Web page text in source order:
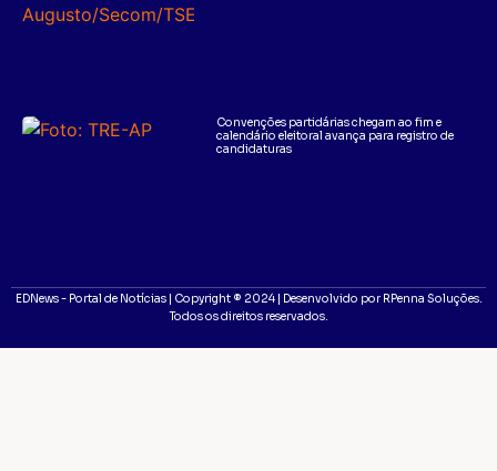
Convenções partidárias chegam ao fim e
calendário eleitoral avança para registro de
candidaturas
EDNews - Portal de Notícias | Copyright ® 2024 | Desenvolvido por RPenna Soluções.
Todos os direitos reservados.